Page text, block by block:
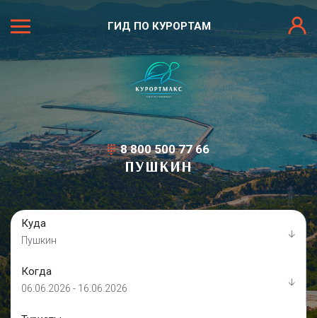
ГИД ПО КУРОРТАМ
8 800 500 77 66
ПУШКИН
Куда
Пушкин
Когда
06.06.2026 - 16.06.2026